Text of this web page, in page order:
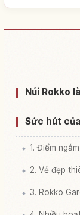
Tìm
Núi Rokko
Sức hút
1. Điểm
2. Vẻ đẹp
3. Rokko